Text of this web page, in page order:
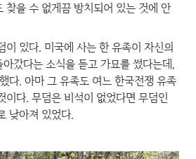
찾을 수 없게끔 방치되어 있는 것에 안
이 있다. 미국에 사는 한 유족이 자신의
갔다는 소식을 듣고 가묘를 썼다는데,
다. 아마 그 유족도 여느 한국전쟁 유족
이다. 무덤은 비석이 없었다면 무덤인
낮아져 있었다.